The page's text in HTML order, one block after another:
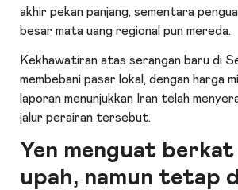
akhir pekan panjang, sementara
besar mata uang regional pun mereda.
Kekhawatiran atas serangan baru di
membebani pasar lokal, dengan harga
laporan menunjukkan Iran telah
jalur perairan tersebut.
Yen menguat
upah, namun tetap